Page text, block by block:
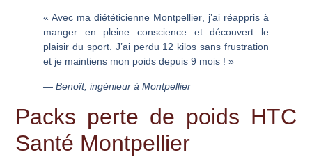
« Avec madiététicienne Montpellier, j’ai réappris à
manger en pleine conscience et découvert le
plaisir du sport. J’ai perdu 12 kilos sans frustration
et je maintiens mon poids depuis 9 mois ! »
— Benoît, ingénieur à Montpellier
Packs perte de poids HTC
Santé Montpellier